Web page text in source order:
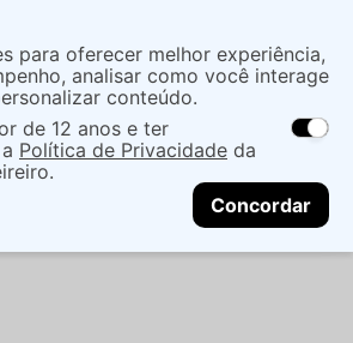
localização
e opções de entrega variam de
a região.Não sei meu CEP
CONTINUAR
Face Base
BASE LÍQUIDA
- COR 030 - BAUNY
para oferecer melhor experiência,
analisar como você interage
conteúdo.
de 12 anos e ter
Política de Privacidade da
Concordar